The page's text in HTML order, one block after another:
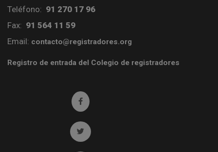
Teléfono: 91 270 17 96
Fax: 91 564 11 59
Email: contacto@registradores.org
Registro de entrada del Colegio de registradores
Ir a facebook (abre en ventana nueva)
Ir a twitter (abre en ventana nueva)